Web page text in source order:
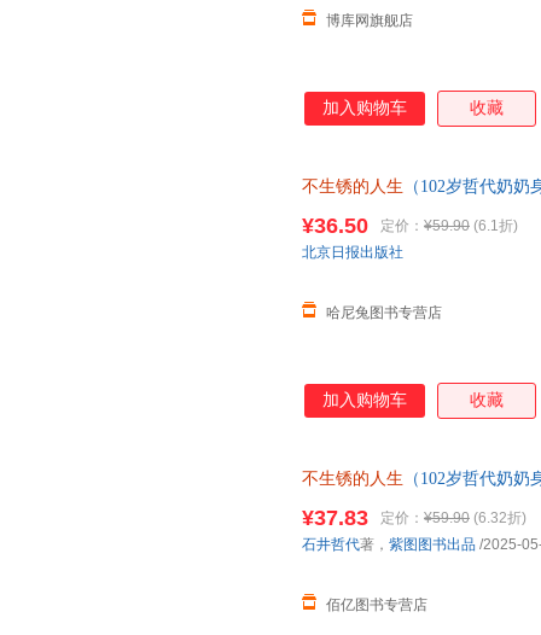
博库网旗舰店
加入购物车 收藏
不生锈的人生 （102岁哲代奶
¥36.50 定价： ¥59.90 (6.1折)
哈尼兔图书专营店
北京日报出版社
加入购物车 收藏
不生锈的人生 （102岁哲代奶
本店所有商品均可开票
¥37.83 定价： ¥59.90 (6.32折)
佰亿图书专营店
石井哲代著， 紫图图书出品 /2025-